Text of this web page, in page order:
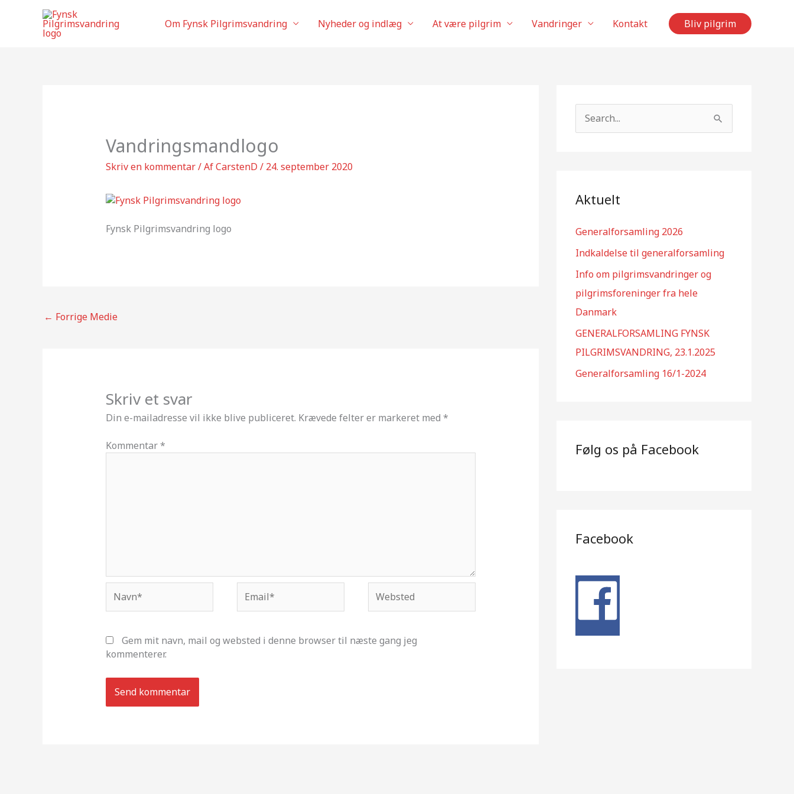
Om Fynsk Pilgrimsvandring Nyheder og indlæg At være pilgrim Vandringer Kontakt Bliv pilgrim
Vandringsmandlogo
Skriv en kommentar/ AfCarstenD / 24. september 2020
Fynsk Pilgrimsvandring logo
← Forrige Medie
Skriv et svar
Din e-mailadresse vil ikke blive publiceret. Krævede felter er markeret med *
Kommentar*
Gem mit navn, mail og websted i denne browser til næste gang jeg
kommenterer.
ø
t
e
Aktuelt
Generalforsamling 2026
Indkaldelse til generalforsamling
Info om pilgrimsvandringer og
pilgrimsforeninger fra hele
Danmark
GENERALFORSAMLING FYNSK
PILGRIMSVANDRING, 23.1.2025
Generalforsamling 16/1-2024
Følg os på Facebook
Facebook